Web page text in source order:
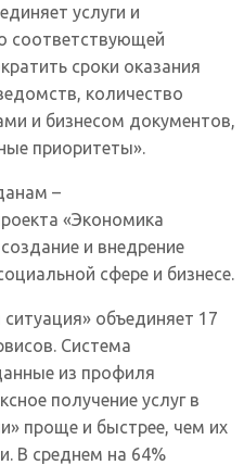
услуги и
соответствующей
сроки оказания
количество
и бизнесом документов,
приоритеты».
–
«Экономика
и внедрение
сфере и бизнесе.
объединяет 17
Система
из профиля
получение услуг в
проще и быстрее, чем их
В среднем на 64%